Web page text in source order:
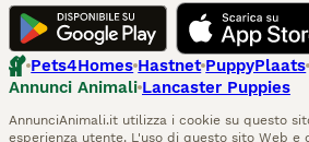
Pets4Homes Hastnet PuppyPlaats
Annunci Animali Lancaster Puppies
AnnunciAnimali.it utilizza i cookie su questo
esperienza utente. L'uso di questo sito Web